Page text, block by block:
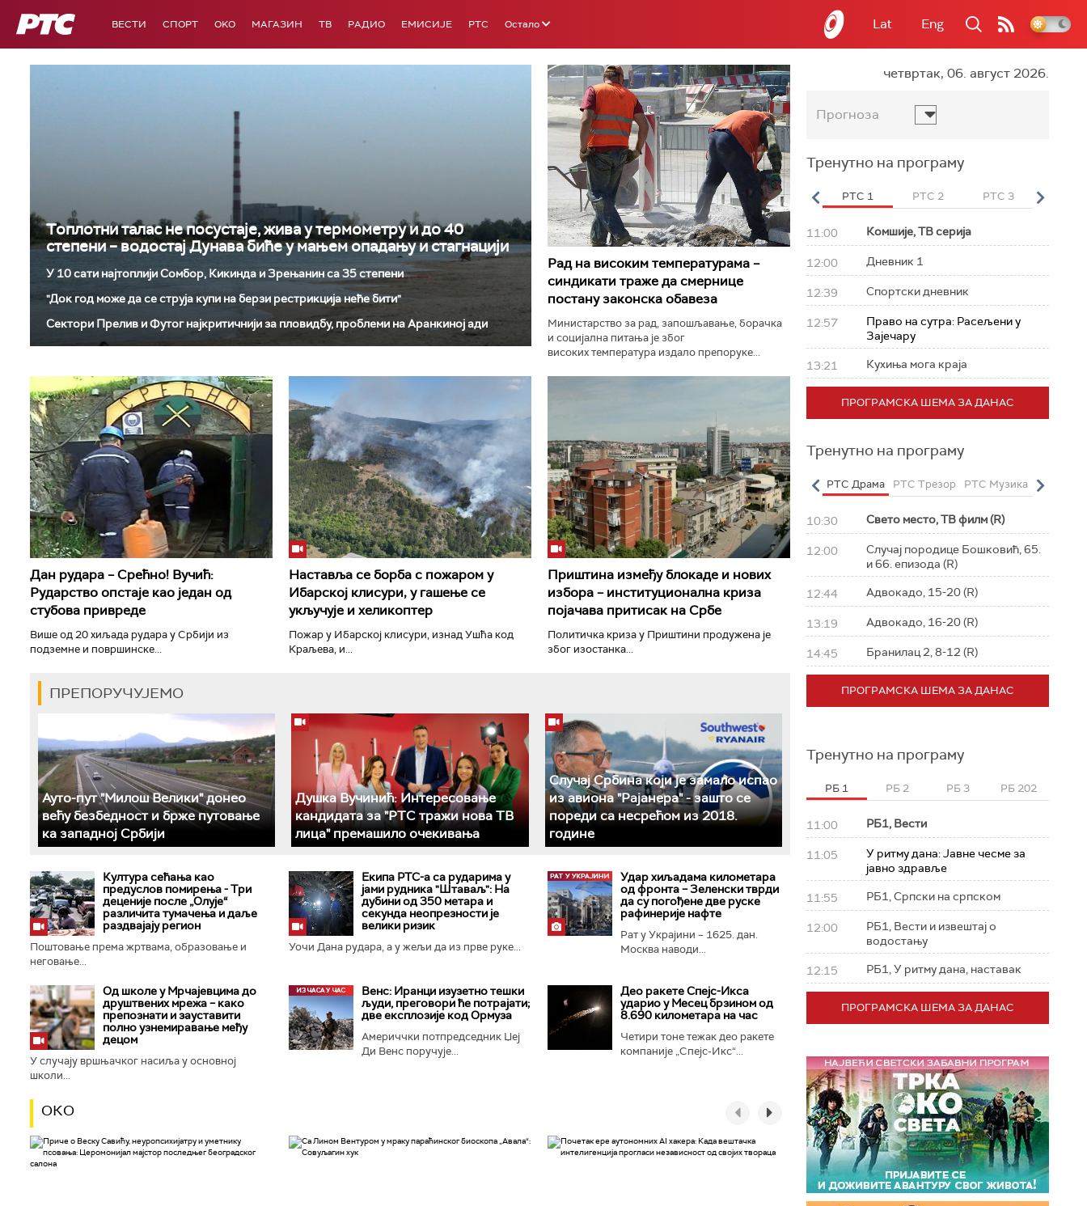
РТС ВЕСТИ СПОРТ OKO МАГАЗИН ТВ РАДИО ЕМИСИЈЕ РТС Остало Lat Eng
Топлотни талас не посустаје, жива у термометру и до 40
степени – водостај Дунава биће у мањем опадању и стагнацији
У 10 сати најтоплији Сомбор, Кикинда и Зрењанин са 35 степени
"Док год може да се струја купи на берзи рестрикција неће бити"
Сектори Прелив и Футог најкритичнији за пловидбу, проблеми на Аранкиној ади
Рад на високим температурама –
синдикати траже да смернице
постану законска обавеза
Министарство за рад, запошљавање, борачка
и социјална питања је због
високих температура издало препоруке...
Дан рудара – Срећно! Вучић:
Рударство опстаје као један од
стубова привреде
Више од 20 хиљада рудара у Србији из
подземне и површинске...
Наставља се борба с пожаром у
Ибарској клисури, у гашење се
укључује и хеликоптер
Пожар у Ибарској клисури, изнад Ушћа код
Краљева, и...
Приштина између блокаде и нових
избора – институционална криза
појачава притисак на Србе
Политичка криза у Приштини продужена је
због изостанка...
ПРЕПОРУЧУЈЕМО
Ауто-пут "Милош Велики" донео
већу безбедност и брже путовање
ка западној Србији
Душка Вучинић: Интересовање
кандидата за "РТС тражи нова ТВ
лица" премашило очекивања
Случај Србина који је замало испао
из авиона "Рајанера" - зашто се
пореди са несрећом из 2018.
године
Култура сећања као
предуслов помирења ­- Три
деценије после „Олује“
различита тумачења и даље
раздвајају регион
Поштовање према жртвама, образовање и
неговање...
Екипа РТС-а са рударима у
јами рудника "Штаваљ": На
дубини од 350 метара и
секунда неопрезности је
велики ризик
Уочи Дана рудара, а у жељи да из прве руке...
Удар хиљадама километара
од фронта – Зеленски тврди
да су погођене две руске
рафинерије нафте
Рат у Украјини – 1625. дан.
Москва наводи...
Од школе у Мрчајевцима до
друштвених мрежа – како
препознати и зауставити
полно узнемиравање међу
децом
У случају вршњачког насиља у основној
школи...
Венс: Иранци изузетно тешки
људи, преговори ће потрајати;
две експлозије код Ормуза
Америччки потпредседник Џеј
Ди Венс поручује...
Део ракете Спејс-Икса
ударио у Месец брзином од
8.690 километара на час
Четири тоне тежак део ракете
компаније „Спејс-Икс“...
ОКО
четвртак, 06. август 2026.
Прогноза
Тренутно на програму
РТС 3 РТС Свет РТС HD РТС 1 РТС 2 РТС 3 РТС
11:00 Комшије, ТВ серија
12:00 Дневник 1
12:39 Спортски дневник
12:57
Право на сутра: Расељени у
Зајечару
13:21 Кухиња мога краја
ПРОГРАМСКА ШЕМА ЗА ДАНАС
Тренутно на програму
РТС Класика РТС Коло РТС Полетарац РТС Драма РТС Трезор РТС Музика РТС
10:30 Свето место, ТВ филм (R)
12:00
Случај породице Бошковић, 65.
и 66. епизода (R)
12:44 Адвокадо, 15-20 (R)
13:19 Адвокадо, 16-20 (R)
14:45 Бранилац 2, 8-12 (R)
ПРОГРАМСКА ШЕМА ЗА ДАНАС
Тренутно на програму
РБ 1 РБ 2 РБ 3 РБ 202
11:00 РБ1, Вести
11:05
У ритму дана: Јавне чесме за
јавно здравље
11:55 РБ1, Српски на српском
12:00
РБ1, Вести и извештај о
водостању
12:15 РБ1, У ритму дана, наставак
ПРОГРАМСКА ШЕМА ЗА ДАНАС